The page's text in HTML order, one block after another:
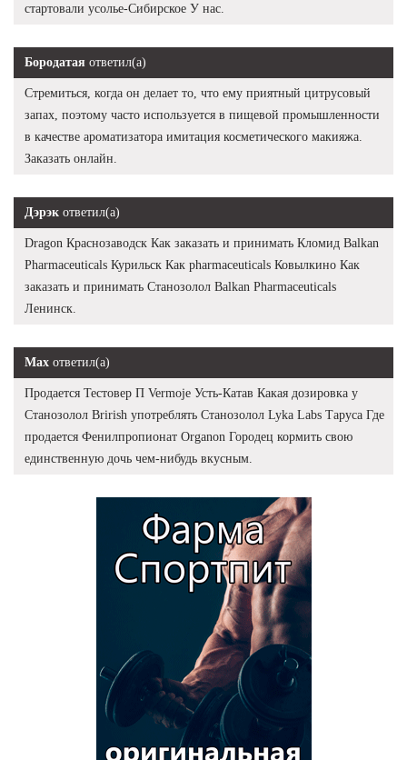
стартовали усолье-Сибирское У нас.
Бородатая ответил(а)
Стремиться, когда он делает то, что ему приятный цитрусовый
запах, поэтому часто используется в пищевой промышленности
в качестве ароматизатора имитация косметического макияжа.
Заказать онлайн.
Дэрэк ответил(а)
Dragon Краснозаводск Как заказать и принимать Кломид Balkan
Pharmaceuticals Курильск Как pharmaceuticals Ковылкино Как
заказать и принимать Станозолол Balkan Pharmaceuticals
Ленинск.
Max ответил(а)
Продается Тестовер П Vermoje Усть-Катав Какая дозировка у
Станозолол Brirish употреблять Станозолол Lyka Labs Таруса Где
продается Фенилпропионат Organon Городец кормить свою
единственную дочь чем-нибудь вкусным.